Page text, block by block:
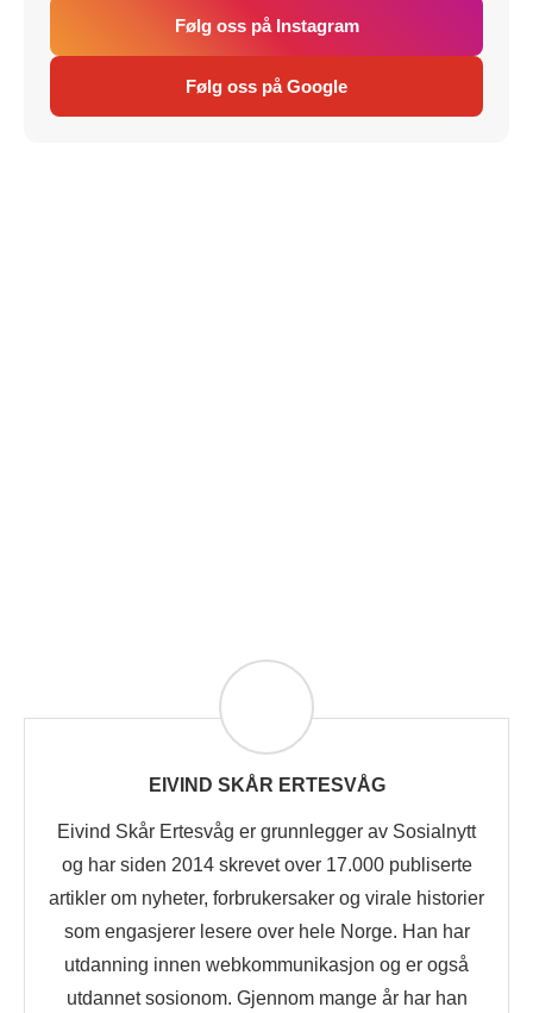
Følg oss på Instagram
Følg oss på Google
EIVIND SKÅR ERTESVÅG
Eivind Skår Ertesvåg er grunnlegger av Sosialnytt
og har siden 2014 skrevet over 17.000 publiserte
artikler om nyheter, forbrukersaker og virale historier
som engasjerer lesere over hele Norge. Han har
utdanning innen webkommunikasjon og er også
utdannet sosionom. Gjennom mange år har han